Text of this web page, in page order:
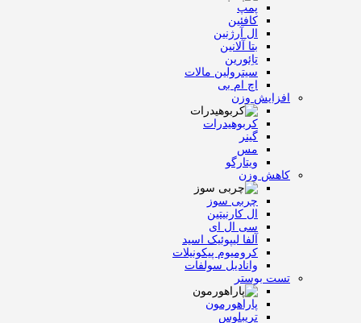
پمپ
کافئین
ال آرژنین
بتا آلانین
تاِئورین
سیترولین مالات
اچ ام بی
افزایش وزن
کربوهیدرات
گینر
مس
ویتارگو
کاهش وزن
چربی سوز
ال کارنیتین
سی ال ای
آلفا لیپوئیک اسید
کرومیوم پیکونیلات
وانادیل سولفات
تست بوستر
پاراهورمون
تریبلوس